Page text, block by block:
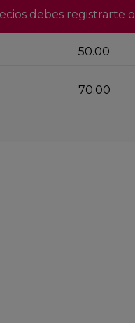
debes registrarte o
50.00
70.00